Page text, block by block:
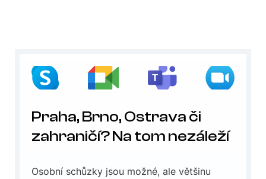
Praha, Brno, Ostrava či
zahraničí? Na tom nezáleží
Osobní schůzky jsou možné, ale většinu